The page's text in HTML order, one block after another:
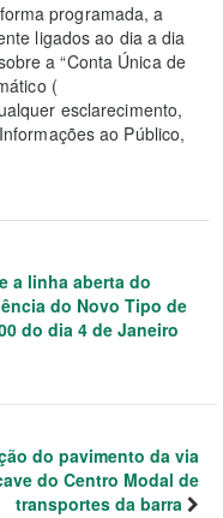
programada, a
ligados ao dia a dia
a “Conta Única de
(
esclarecimento,
ao Público,
a linha aberta do
do Novo Tipo de
do dia 4 de Janeiro
do pavimento da via
do Centro Modal de
transportes da barra